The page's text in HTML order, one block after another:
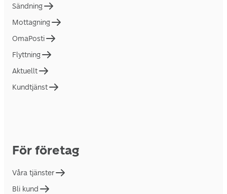
Sändning
Mottagning
OmaPosti
Flyttning
Aktuellt
Kundtjänst
För företag
Våra tjänster
Bli kund